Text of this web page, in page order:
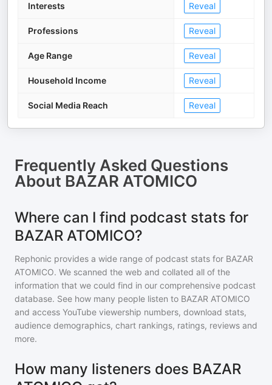
Interests Reveal
Professions Reveal
Age Range Reveal
Household Income Reveal
Social Media Reach Reveal
Frequently Asked Questions
About BAZAR ATOMICO
Where can I find podcast stats for
BAZAR ATOMICO?
Rephonic provides a wide range of podcast stats for BAZAR
ATOMICO. We scanned the web and collated all of the
information that we could find in our comprehensive podcast
database. See how many people listen to BAZAR ATOMICO
and access YouTube viewership numbers, download stats,
audience demographics, chart rankings, ratings, reviews and
more.
How many listeners does BAZAR